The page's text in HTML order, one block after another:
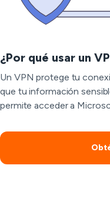
¿Por qué usar un
Un VPN protege tu
que tu información
permite acceder a